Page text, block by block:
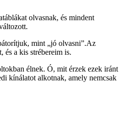
olvasnak, és mindent
mint „jó olvasni”.Az
és a kis strébereim is.
élnek. Ó, mit érzek ezek iránt
kínálatot alkotnak, amely nemcsak